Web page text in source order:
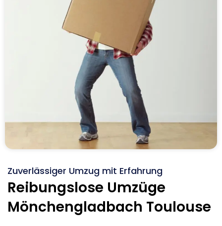
Zuverlässiger Umzug mit Erfahrung
Reibungslose Umzüge
Mönchengladbach Toulouse